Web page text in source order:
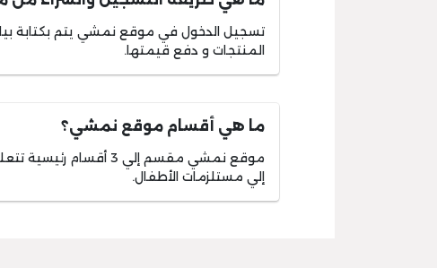
تسجيل الدخول في موقع نمشي يتم بكتابة
المنتجات و دفع قيمتها.
ما هي أقسام موقع نمشي؟
موقع نمشي مقسم إلي 3
إلي مستلزمات الأطفال.